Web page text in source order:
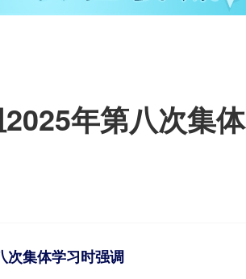
年第八次集体
次集体学习时强调